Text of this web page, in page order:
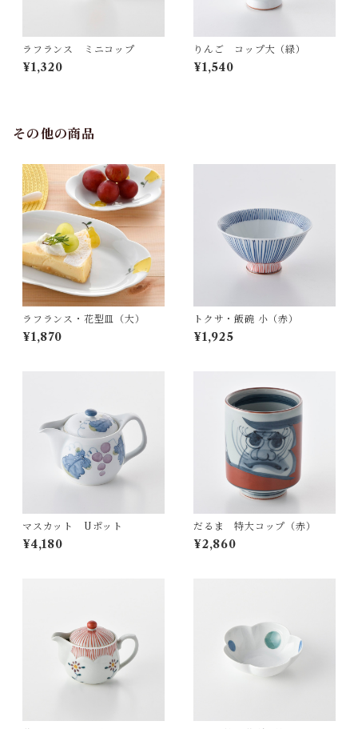
ラフランス ミニコップ
¥1,320
りんご コップ大（緑）
¥1,540
その他の商品
ラフランス・花型皿（大）
¥1,870
トクサ・飯碗 小（赤）
¥1,925
マスカット Uポット
¥4,180
だるま 特大コップ（赤）
¥2,860